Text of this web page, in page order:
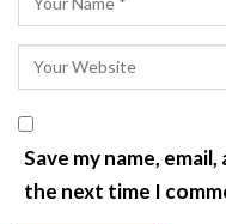
Save my name,
the next time I